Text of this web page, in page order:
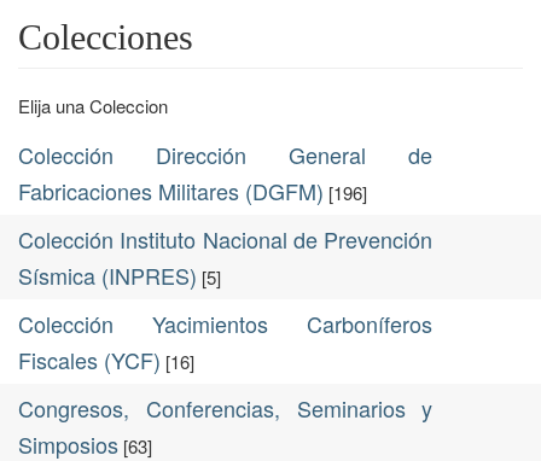
Colecciones
Elija una Coleccion
Colección Dirección General de
Fabricaciones Militares (DGFM) [196]
Colección Instituto Nacional de Prevención
Sísmica (INPRES) [5]
Colección Yacimientos Carboníferos
Fiscales (YCF) [16]
Congresos, Conferencias, Seminarios y
Simposios [63]